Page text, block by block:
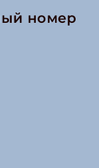
номер